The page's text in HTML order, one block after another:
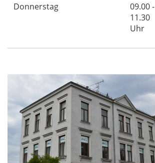
Donnerstag
09.00 -
11.30
Uhr